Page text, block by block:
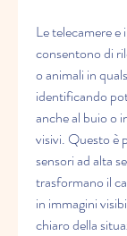
Le telecamere
consentono di
o animali in
identificando
anche al buio o
visivi. Questo è
sensori ad alta
trasformano il
in immagini
chiaro della